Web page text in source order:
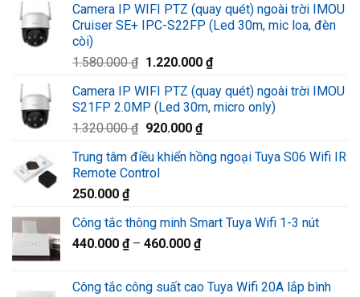
Camera IP WIFI PTZ (quay quét) ngoài trời IMOU
Cruiser SE+ IPC-S22FP (Led 30m, mic loa, đèn
còi)
1.580.000₫ Giá
là:
1.580.000 ₫.
1.220.000 ₫Giá
tại
là:
Camera IP WIFI PTZ (quay quét) ngoài trời IMOU
S21FP 2.0MP (Led 30m, micro only)
1.320.000₫ Giá
là:
1.320.000 ₫.
920.000 ₫Giá
tại
Trung tâm điều khiển hồng ngoại Tuya S06 Wifi IR
Remote Control
250.000 ₫
Công tắc thông minh Smart Tuya Wifi 1-3 nút
440.000 ₫– 460.000 ₫
Công tắc công suất cao Tuya Wifi 20A lắp bình